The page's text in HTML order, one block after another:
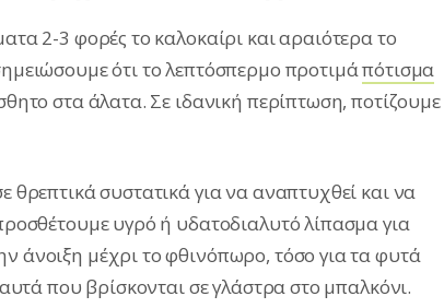
2-3 φορές το καλοκαίρι και αραιότερα το
ότι το λεπτόσπερμο προτιμάπότισμα
στα άλατα. Σε ιδανική περίπτωση, ποτίζουμε
θρεπτικά συστατικά για να αναπτυχθεί και να
υγρό ή υδατοδιαλυτό λίπασμα για
μέχρι το φθινόπωρο, τόσο για τα φυτά
που βρίσκονται σε γλάστρα στο μπαλκόνι.